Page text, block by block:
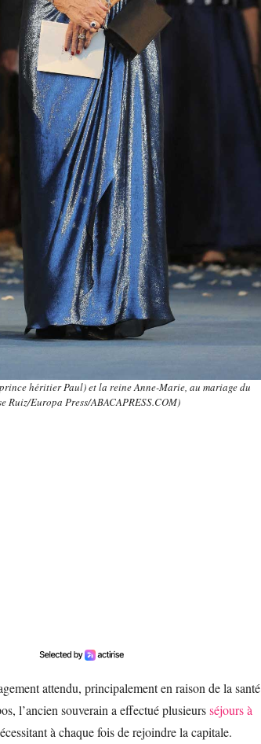
héritier Paul) et la reine Anne-Marie, au mariage du
Europa Press/ABACAPRESS.COM)
attendu, principalement en raison de la santé
l’ancien souverain a effectué plusieursséjours à
à chaque fois de rejoindre la capitale.